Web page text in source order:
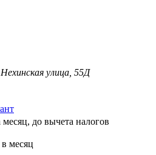
улица, 55Д
месяц, до вычета налогов
месяц